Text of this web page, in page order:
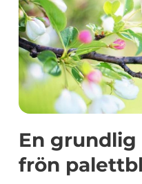
En
frön